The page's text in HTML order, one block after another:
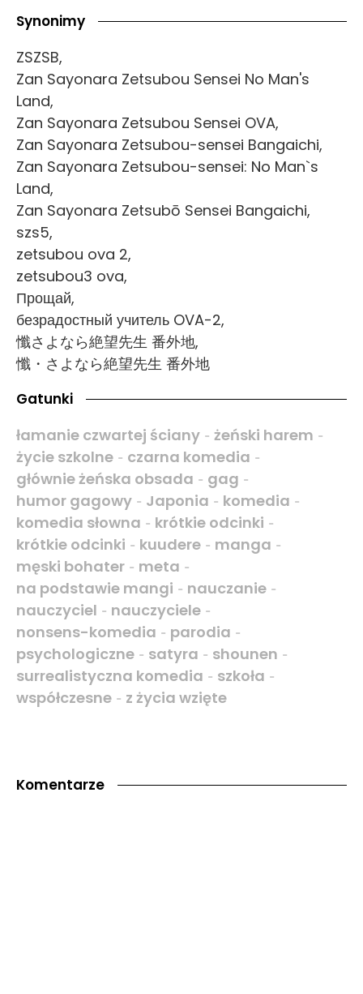
Synonimy
ZSZSB,
Zan Sayonara Zetsubou Sensei No Man's
Land,
Zan Sayonara Zetsubou Sensei OVA,
Zan Sayonara Zetsubou-sensei Bangaichi,
Zan Sayonara Zetsubou-sensei: No Man`s
Land,
Zan Sayonara Zetsubō Sensei Bangaichi,
szs5,
zetsubou ova 2,
zetsubou3 ova,
Прощай,
безрадостный учитель OVA-2,
懺さよなら絶望先生 番外地,
懺・さよなら絶望先生 番外地
Gatunki
łamanie czwartej ściany - żeński harem -
życie szkolne - czarna komedia -
głównie żeńska obsada - gag -
humor gagowy - Japonia - komedia -
komedia słowna - krótkie odcinki -
krótkie odcinki - kuudere - manga -
męski bohater - meta -
na podstawie mangi - nauczanie -
nauczyciel - nauczyciele -
nonsens-komedia - parodia -
psychologiczne - satyra - shounen -
surrealistyczna komedia - szkoła -
współczesne - z życia wzięte
Komentarze